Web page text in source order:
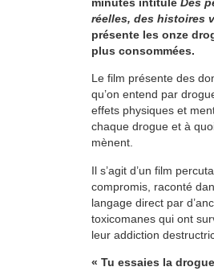
réelles, des histoires
présente les onze
plus consommées.
Le film présente des
qu’on entend par
effets physiques et
chaque drogue et à
mènent.
Il s’agit d’un film
compromis, raconté
langage direct par
toxicomanes qui ont
leur addiction
« Tu essaies la